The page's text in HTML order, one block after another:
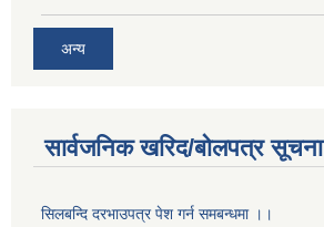
अन्य
सार्वजनिक खरिद/बोलपत्र सूचना
सिलबन्दि दरभाउपत्र पेश गर्न समबन्धमा ।।